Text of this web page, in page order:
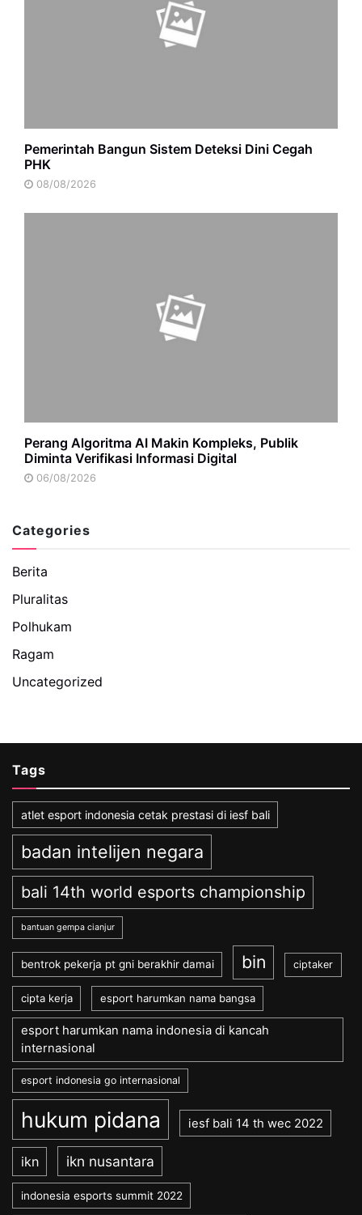
Pemerintah Bangun Sistem Deteksi Dini Cegah
PHK
08/08/2026
Perang Algoritma AI Makin Kompleks, Publik
Diminta Verifikasi Informasi Digital
06/08/2026
Categories
Berita
Pluralitas
Polhukam
Ragam
Uncategorized
Tags
atlet esport indonesia cetak prestasi di iesf bali
badan intelijen negara
bali 14th world esports championship
bantuan gempa cianjur
bentrok pekerja pt gni berakhir damai bin ciptaker
cipta kerja esport harumkan nama bangsa
esport harumkan nama indonesia di kancah
internasional
esport indonesia go internasional
hukum pidana iesf bali 14 th wec 2022
ikn ikn nusantara
indonesia esports summit 2022